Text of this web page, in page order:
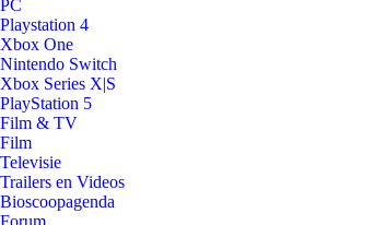
PC
Playstation 4
Xbox One
Nintendo Switch
Xbox Series X|S
PlayStation 5
Film & TV
Film
Televisie
Trailers en Videos
Bioscoopagenda
Forum